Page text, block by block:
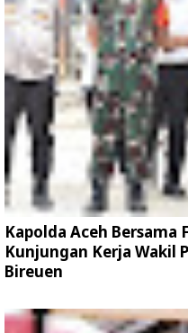
Kapolda Aceh Bersama
Kunjungan Kerja Wakil
Bireuen